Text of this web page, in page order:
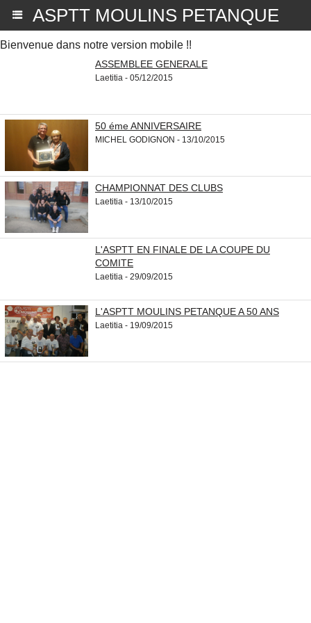
ASPTT MOULINS PETANQUE
Bienvenue dans notre version mobile !!
ASSEMBLEE GENERALE
Laetitia - 05/12/2015
50 éme ANNIVERSAIRE
MICHEL GODIGNON - 13/10/2015
CHAMPIONNAT DES CLUBS
Laetitia - 13/10/2015
L'ASPTT EN FINALE DE LA COUPE DU
COMITE
Laetitia - 29/09/2015
L'ASPTT MOULINS PETANQUE A 50 ANS
Laetitia - 19/09/2015